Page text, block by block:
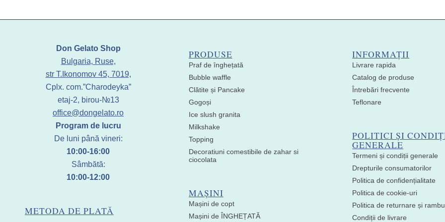
Don Gelato Shop
Bulgaria, Ruse,
str T.Ikonomov 45, 7019,
Cplx. com.”Charodeyka”
etaj-2, birou-№13
office@dongelato.ro
Program de lucru
De luni până vineri:
10:00-16:00
Sâmbătă:
10:00-12:00
METODA DE PLATĂ
PRODUSE
Praf de înghețată
Bubble waffle
Clătite și Pancake
Gogoși
Ice slush granita
Milkshake
Topping
Decoratiuni comestibile de zahar si
ciocolata
MAȘINI
Mașini de copt
Mașini de ÎNGHEȚATĂ
INFORMAȚII
Livrare rapida
Catalog de produse
Întrebări frecvente
Teflonare
POLITICI ȘI
GENERALE
Termeni și condiții generale
Drepturile consumatorilor
Politica de confidențialitate
Politica de cookie-uri
Politica de returnare și
Condiții de livrare